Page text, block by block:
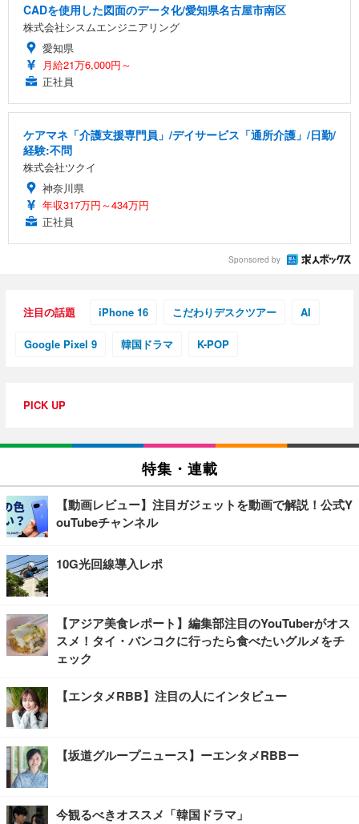
CADを使用した図面のデータ化/愛知県名古屋市南区
株式会社シスムエンジニアリング
愛知県
月給21万6,000円～
正社員
ケアマネ「介護支援専門員」/デイサービス「通所介護」/日勤/
経験:不問
株式会社ツクイ
神奈川県
年収317万円～434万円
正社員
Sponsored by
注目の話題 iPhone 16 こだわりデスクツアー AI
Google Pixel 9 韓国ドラマ K-POP
PICK UP
特集・連載
【動画レビュー】注目ガジェットを動画で解説！公式Y
ouTubeチャンネル
10G光回線導入レポ
【アジア美食レポート】編集部注目のYouTuberがオス
スメ！タイ・バンコクに行ったら食べたいグルメをチ
ェック
【エンタメRBB】注目の人にインタビュー
【坂道グループニュース】ーエンタメRBBー
今観るべきオススメ「韓国ドラマ」